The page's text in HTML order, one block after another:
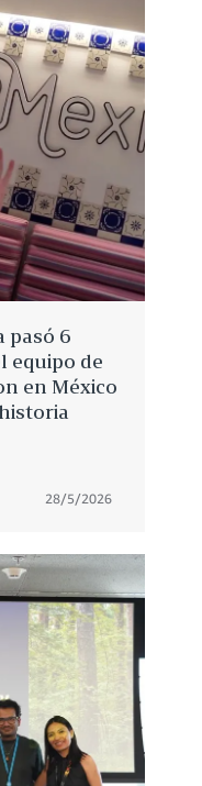
pasó 6
equipo de
en México
28/5/2026